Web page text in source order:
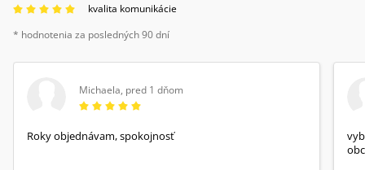
kvalita komunikácie
* hodnotenia za posledných 90 dní
Michaela, pred 1 dňom
Roky objednávam, spokojnosť